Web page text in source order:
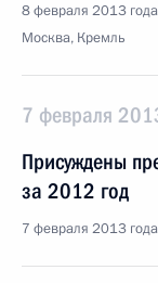
8 февраля 2013
Москва, Кремль
7 февраля
Присуждены
за 2012 год
7 февраля 2013